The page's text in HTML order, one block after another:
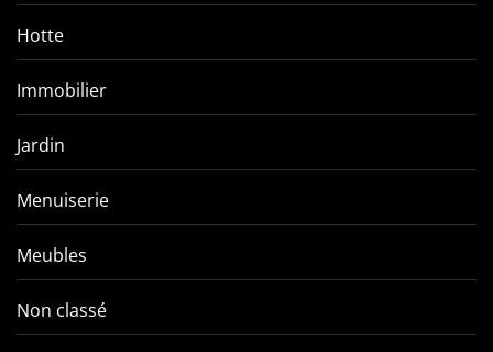
Hotte
Immobilier
Jardin
Menuiserie
Meubles
Non classé